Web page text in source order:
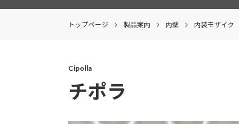
トップページ 製品案内 内壁 内装モザイク
Cipolla
チポラ